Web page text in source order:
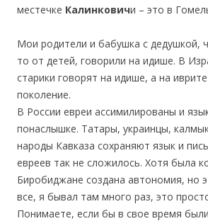
местечке Калинковичи – это в
Мои родители и бабушка с дедушкой,
то от детей, говорили на идише. В
старики говорят на идише, а на
поколение.
В России евреи ассимилированы и
понаслышке. Татары, украинцы,
народы Кавказа сохраняют язык и
евреев так не сложилось. Хотя была
Биробиджане создана автономия, но
все, я бывал там много раз, это
Понимаете, если бы в свое время